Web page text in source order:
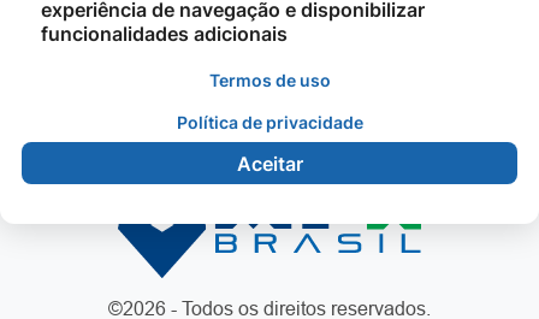
Nova Monte Verde/MT
©2026 - Todos os direitos reservados.
experiência de navegação e disponibilizar
funcionalidades adicionais
Termos de uso
Política de privacidade
Aceitar